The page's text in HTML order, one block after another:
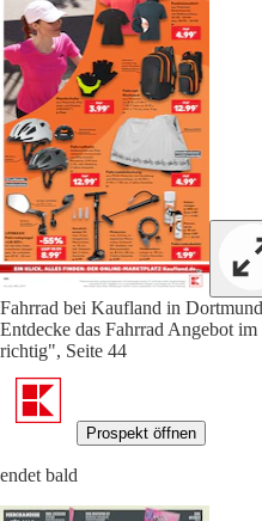
Fahrrad bei Kaufland in Dortmund
Entdecke das Fahrrad Angebot
richtig", Seite 44
Prospekt öffnen
endet bald